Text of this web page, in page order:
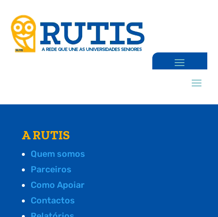
A RUTIS
Quem somos
Parceiros
Como Apoiar
Contactos